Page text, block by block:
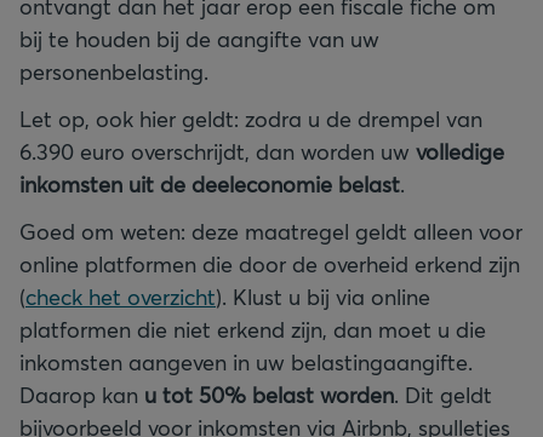
ontvangt dan het jaar erop een fiscale fiche om
bij te houden bij de aangifte van uw
personenbelasting.
Let op, ook hier geldt: zodra u de drempel van
6.390 euro overschrijdt, dan worden uw volledige
inkomsten uit de deeleconomie belast.
Goed om weten: deze maatregel geldt alleen voor
online platformen die door de overheid erkend zijn
(check het overzicht). Klust u bij via online
platformen die niet erkend zijn, dan moet u die
inkomsten aangeven in uw belastingaangifte.
Daarop kan u tot 50% belast worden. Dit geldt
bijvoorbeeld voor inkomsten via Airbnb, spulletjes